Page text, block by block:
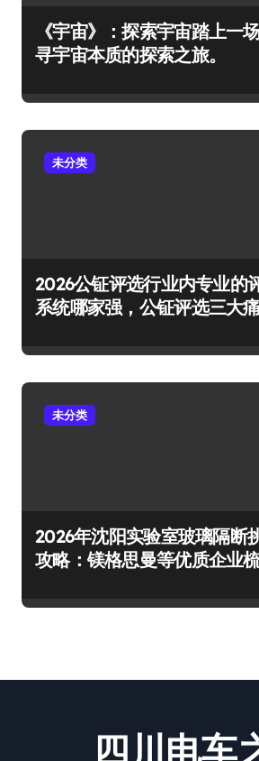
《宇宙》：探索宇宙踏上一
寻宇宙本质的探索之旅。
未分类
2026公钲评选行业内专业的
系统哪家强，公钲评选三大
未分类
2026年沈阳实验室玻璃隔断
攻略：镁格思曼等优质企业
四川电车